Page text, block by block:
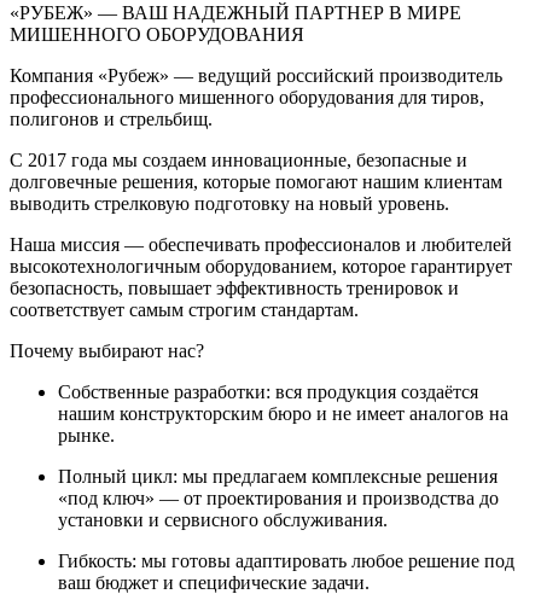
«РУБЕЖ» — ВАШ НАДЕЖНЫЙ ПАРТНЕР В МИРЕ
МИШЕННОГО ОБОРУДОВАНИЯ
Компания «Рубеж» — ведущий российский производитель
профессионального мишенного оборудования для тиров,
полигонов и стрельбищ.
С 2017 года мы создаем инновационные, безопасные и
долговечные решения, которые помогают нашим клиентам
выводить стрелковую подготовку на новый уровень.
Наша миссия — обеспечивать профессионалов и любителей
высокотехнологичным оборудованием, которое гарантирует
безопасность, повышает эффективность тренировок и
соответствует самым строгим стандартам.
Почему выбирают нас?
Собственные разработки: вся продукция создаётся
нашим конструкторским бюро и не имеет аналогов на
рынке.
Полный цикл: мы предлагаем комплексные решения
«под ключ» — от проектирования и производства до
установки и сервисного обслуживания.
Гибкость: мы готовы адаптировать любое решение под
ваш бюджет и специфические задачи.